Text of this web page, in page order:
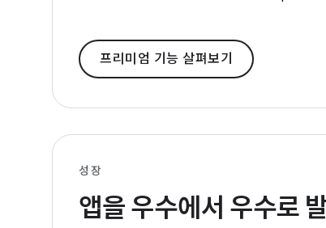
프리미엄 기능 살펴보기
성장
앱을 우수에서 우수로